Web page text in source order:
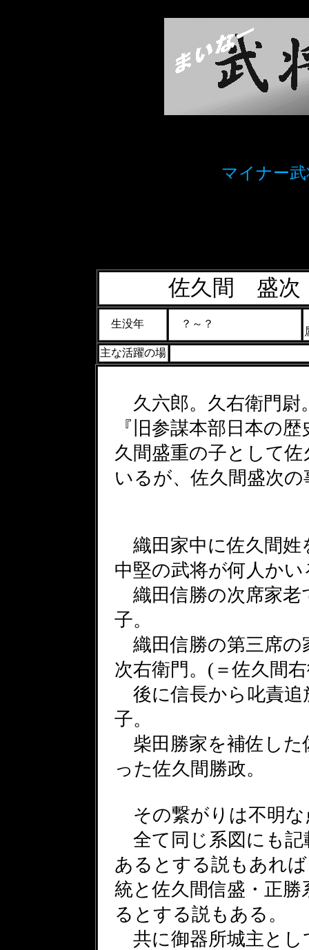
マイナー
佐久間 盛
生没年 ？～？
主な活躍の場
久六郎。久右衛門尉
『旧参謀本部日本の
久間盛重の子として
いるが、佐久間盛次
織田家中に佐久間姓
中堅の武将が何人かい
織田信勝の次席家老
子。
織田信勝の第三席の
次右衛門。(＝佐久間
後に信長から叱責追
子。
柴田勝家を補佐した
った佐久間勝政。
その繋がりは不明な
全て同じ系図にも記
あるとする説もあれ
統と佐久間信盛・正
るとする説もある。
共に御器所城主とし